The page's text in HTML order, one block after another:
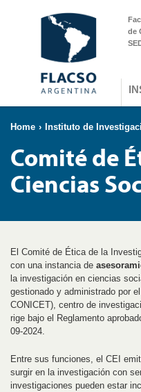
de
Home › Instituto de
Comité de
Ciencias
El Comité de Ética de la
con una instancia de
la investigación en ciencias
gestionado y administrado por
CONICET), centro de
rige bajo el Reglamento
09-2024.
Entre sus funciones, el CEI
surgir en la investigación con
investigaciones pueden estar